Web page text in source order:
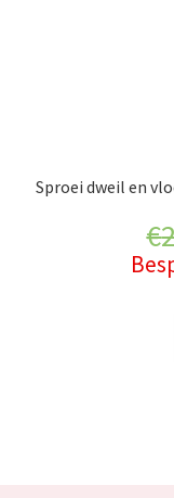
Sproei dweil en
€